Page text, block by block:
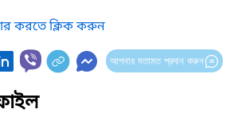
করতে ক্লিক করুন
আপনার মতামত প্রদান করুন